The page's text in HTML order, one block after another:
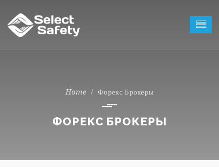
Форекс Брокеры
ФОРЕКС БРОКЕРЫ